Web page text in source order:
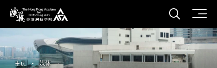
香港演艺学院
打开
主页 媒体